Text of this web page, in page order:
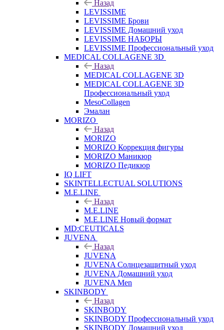
Назад
LEVISSIME
LEVISSIME Брови
LEVISSIME Домашний уход
LEVISSIME НАБОРЫ
LEVISSIME Профессиональный уход
MEDICAL COLLAGENE 3D
Назад
MEDICAL COLLAGENE 3D
MEDICAL COLLAGENE 3D
Профессиональный уход
MesoCollagen
Эмалан
MORIZO
Назад
MORIZO
MORIZO Коррекция фигуры
MORIZO Маникюр
MORIZO Педикюр
IQ LIFT
SKINTELLECTUAL SOLUTIONS
M.E.LINE
Назад
M.E.LINE
M.E.LINE Новый формат
MD:CEUTICALS
JUVENA
Назад
JUVENA
JUVENA Солнцезащитный уход
JUVENA Домашний уход
JUVENA Men
SKINBODY
Назад
SKINBODY
SKINBODY Профессиональный уход
SKINBODY Домашний уход